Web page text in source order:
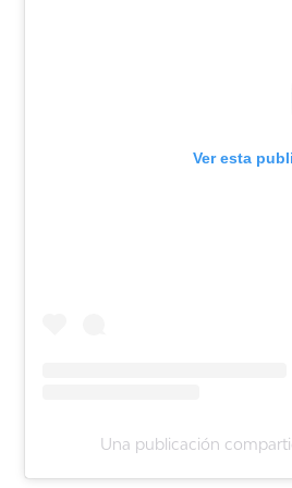
Ver esta
Una publicación